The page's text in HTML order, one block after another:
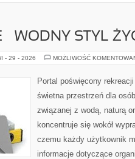
– WODNY STYL
- 29 - 2026 MOŻLIWOŚĆ
Portal poświęcony
świetna przestrzeń dla
związanej z wodą, naturą
koncentruje się wokół
czemu każdy użytkownik
informacje dotyczące